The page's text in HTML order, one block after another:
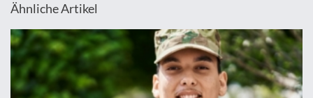
Ähnliche Artikel